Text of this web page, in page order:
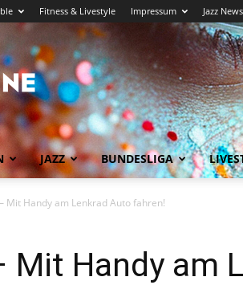
Fitness & Livestyle Impressum Jazz News
JAZZ BUNDESLIGA
Mit Handy am Lenkrad Auto fahren!
Mit Handy am